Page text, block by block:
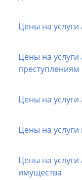
Цены на услуги
Цены на
преступлениям
Цены на
Цены на
Цены на услуги
имущества